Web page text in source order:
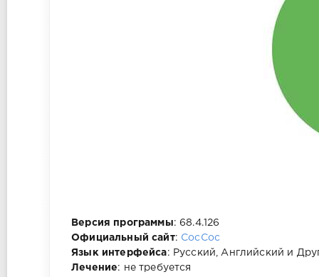
Версия программы: 68.4.126
Официальный сайт: CocCoc
Язык интерфейса: Русский, Английский и
Лечение: не требуется